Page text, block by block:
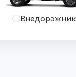
Внедорожник